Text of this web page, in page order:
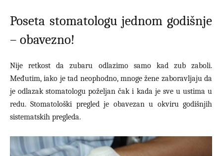
Poseta stomatologu jednom godišnje
– obavezno!
Nije retkost da zubaru odlazimo samo kad zub zaboli.
Međutim, iako je tad neophodno, mnoge žene zaboravljaju da
je odlazak stomatologu poželjan čak i kada je sve u ustima u
redu. Stomatološki pregled je obavezan u okviru godišnjih
sistematskih pregleda.